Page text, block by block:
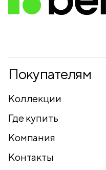
Покупателям
Коллекции
Где купить
Компания
Контакты